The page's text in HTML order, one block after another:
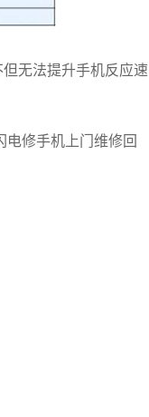
无法提升手机反应速
修手机上门维修回